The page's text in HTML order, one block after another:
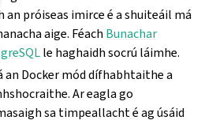
an próiseas imirce é a shuiteáil má
aige. Féach Bunachar
le haghaidh socrú láimhe.
an Docker mód dífhabhtaithe a
Ar eagla go
sa timpeallacht é ag úsáid